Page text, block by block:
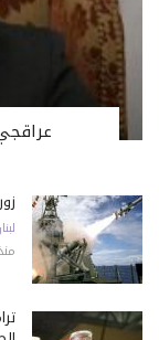
منذ 6